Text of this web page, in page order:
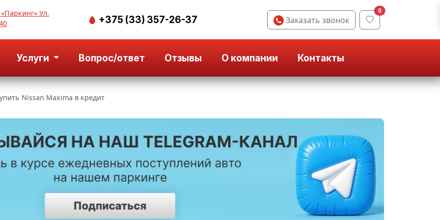
Ул.
+375 (33) 357-26-37 Заказать звонок
0
Услуги Вопрос/ответ Отзывы О компании Контакты
Nissan Maxima в кредит